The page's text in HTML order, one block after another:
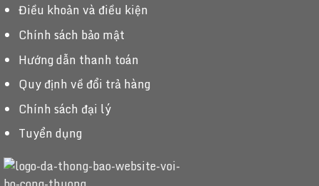
Điều khoản và điều kiện
Chính sách bảo mật
Hướng dẫn thanh toán
Quy định về đổi trả hàng
Chính sách đại lý
Tuyển dụng